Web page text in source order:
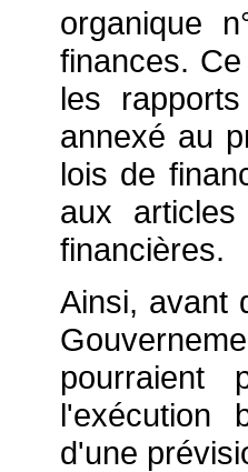
organique
finances.
les
annexé au
lois de
aux
financières.
Ainsi, avant
pourraient
l'exécution
d'une